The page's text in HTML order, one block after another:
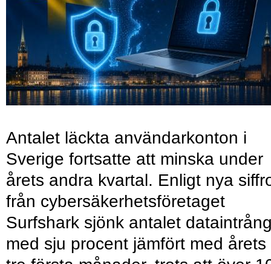
Antalet läckta användarkonton i
Sverige fortsatte att minska under
årets andra kvartal. Enligt nya
från cybersäkerhetsföretaget
Surfshark sjönk antalet
med sju procent jämfört med årets